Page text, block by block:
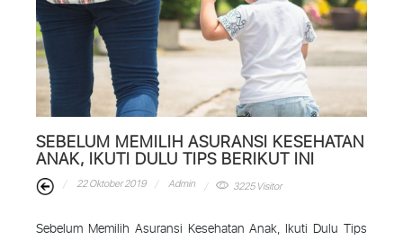
SEBELUM MEMILIH ASURANSI KESEHATAN
ANAK, IKUTI DULU TIPS BERIKUT INI
22 Oktober 2019 Admin 3225 Visitor
Sebelum Memilih Asuransi Kesehatan Anak, Ikuti Dulu Tips